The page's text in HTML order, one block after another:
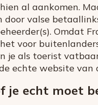
al aankomen.
valse
Omdat
voor
je als toerist
echte website van
je echt moet